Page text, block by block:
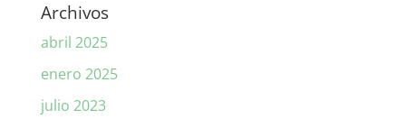
Archivos
abril 2025
enero 2025
julio 2023